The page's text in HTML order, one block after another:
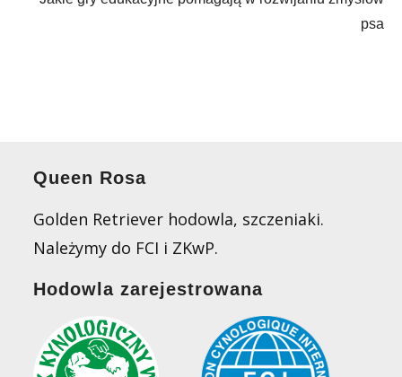
psa
Queen Rosa
Golden Retriever hodowla, szczeniaki.
Należymy do FCI i ZKwP.
Hodowla zarejestrowana